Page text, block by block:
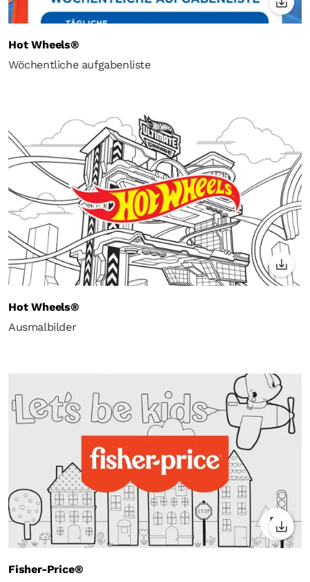
Hot Wheels®
Wöchentliche aufgabenliste
Hot Wheels®
Ausmalbilder
Fisher-Price®